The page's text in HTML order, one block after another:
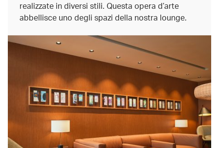
realizzate in diversi stili. Questa opera d’arte
abbellisce uno degli spazi della nostra lounge.